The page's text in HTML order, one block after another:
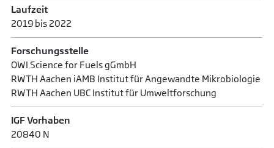
Laufzeit
2019 bis 2022
Forschungsstelle
OWI Science for Fuels gGmbH
RWTH Aachen iAMB Institut für Angewandte Mikrobiologie
RWTH Aachen UBC Institut für Umweltforschung
IGF Vorhaben
20840 N